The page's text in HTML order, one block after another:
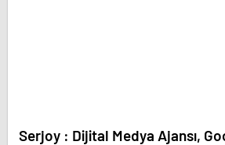
Serjoy : Dijital Medya Ajansı, Google Reklam